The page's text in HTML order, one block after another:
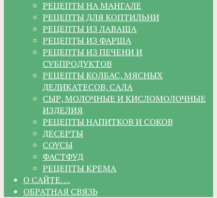
РЕЦЕПТЫ НА МАНГАЛЕ
РЕЦЕПТЫ ДЛЯ КОПТИЛЬНИ
РЕЦЕПТЫ ИЗ ЛАВАША
РЕЦЕПТЫ ИЗ ФАРША
РЕЦЕПТЫ ИЗ ПЕЧЕНИ И
СУБПРОДУКТОВ
РЕЦЕПТЫ КОЛБАС, МЯСНЫХ
ДЕЛИКАТЕСОВ, САЛА
СЫР, МОЛОЧНЫЕ И КИСЛОМОЛОЧНЫЕ
ИЗДЕЛИЯ
РЕЦЕПТЫ НАПИТКОВ И СОКОВ
ДЕСЕРТЫ
СОУСЫ
ФАСТФУД
РЕЦЕПТЫ КРЕМА
О САЙТЕ….
ОБРАТНАЯ СВЯЗЬ